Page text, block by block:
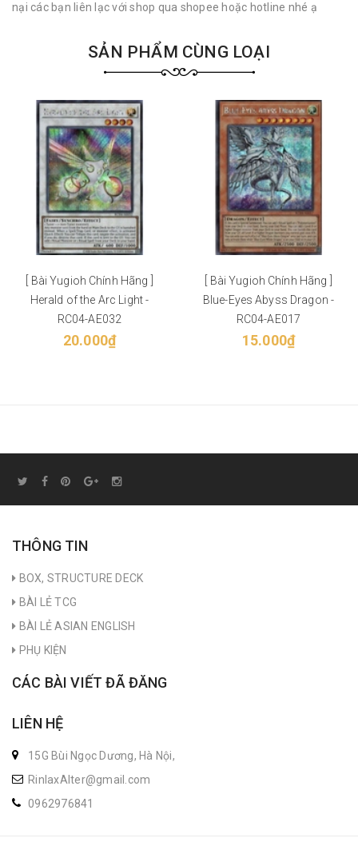
nại các bạn liên lạc với shop qua shopee hoặc hotline nhé ạ
SẢN PHẨM CÙNG LOẠI
[ Bài Yugioh Chính Hãng ]
Herald of the Arc Light -
RC04-AE032
20.000₫
[ Bài Yugioh Chính Hãng ]
Blue-Eyes Abyss Dragon -
RC04-AE017
15.000₫
THÔNG TIN
BOX, STRUCTURE DECK
BÀI LẺ TCG
BÀI LẺ ASIAN ENGLISH
PHỤ KIỆN
CÁC BÀI VIẾT ĐÃ ĐĂNG
LIÊN HỆ
15G Bùi Ngọc Dương, Hà Nội,
RinlaxAlter@gmail.com
0962976841